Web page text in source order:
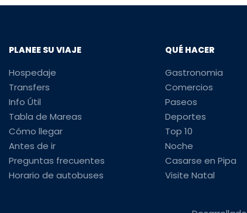
PLANEE SU VIAJE
Hospedaje
Transfers
Info Útil
Tabla de Mareas
Cómo llegar
Antes de ir
Preguntas frecuentes
Horario de autobuses
QUÉ HACER
Gastronomia
Comercios
Paseos
Deportes
Top 10
Noche
Casarse en Pipa
Visite Natal